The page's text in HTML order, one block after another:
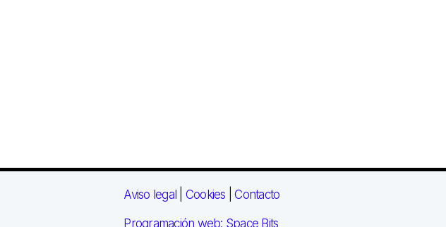
Aviso legal Cookies |Contacto
Programación web: Space Bits